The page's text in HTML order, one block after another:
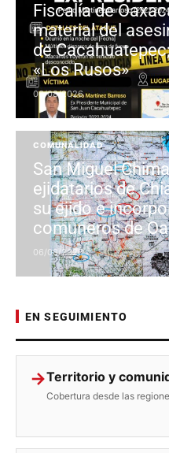
Fiscalía de
material del
de
«Los Rusos»
06/08/2026
COMUNALIDAD
San Miguel
ejidatarios de
su ejido e
comuneros de
06/08/2026
EN SEGUIMIENTO
→Territorio y
Cobertura desde las